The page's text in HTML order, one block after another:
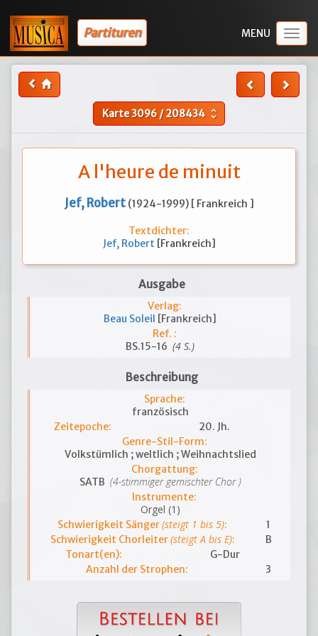
Partituren
Karte3096/208434 unfold_more
A l'heure de minuit
Jef, Robert (1924-1999) [ Frankreich ]
Textdichter:
Jef, Robert [Frankreich]
Ausgabe
Verlag:
Beau Soleil [Frankreich]
Ref. :
BS.15-16 (4 S.)
Beschreibung
Sprache:
französisch
Zeitepoche:
20. Jh.
Genre-Stil-Form:
Volkstümlich ; weltlich ; Weihnachtslied
Chorgattung:
SATB (4-stimmiger gemischter Chor )
Instrumente:
Orgel (1)
Schwierigkeit Sänger(steigt 1 bis 5):
1
Schwierigkeit Chorleiter(steigt A bis E):
B
Tonart(en):
G-Dur
Anzahl der Strophen:
3